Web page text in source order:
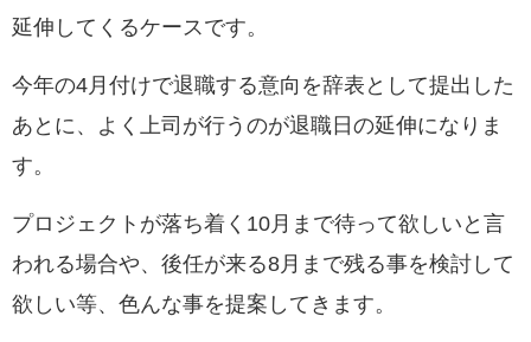
延伸してくるケースです。
今年の4月付けで退職する意向を辞表として提出した
あとに、
よく上司が行うのが退職日の延伸になりま
す。
プロジェクトが落ち着く10月まで待って欲しいと言
われる場合や、後任が来る8月まで残る事を検討して
欲しい等、色んな事を提案してきます。